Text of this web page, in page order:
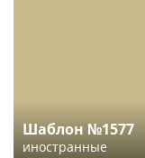
Шаблон №1577
иностранные